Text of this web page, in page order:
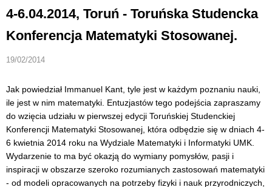
4-6.04.2014, Toruń - Toruńska Studencka
Konferencja Matematyki Stosowanej.
19/02/2014
Jak powiedział Immanuel Kant, tyle jest w każdym poznaniu nauki,
ile jest w nim matematyki. Entuzjastów tego podejścia zapraszamy
do wzięcia udziału w pierwszej edycji Toruńskiej Studenckiej
Konferencji Matematyki Stosowanej, która odbędzie się w dniach 4-
6 kwietnia 2014 roku na Wydziale Matematyki i Informatyki UMK.
Wydarzenie to ma być okazją do wymiany pomysłów, pasji i
inspiracji w obszarze szeroko rozumianych zastosowań matematyki
- od modeli opracowanych na potrzeby fizyki i nauk przyrodniczych,